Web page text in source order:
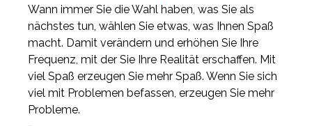
Wann immer Sie die Wahl haben, was Sie als
nächstes tun, wählen Sie etwas, was Ihnen Spaß
macht. Damit verändern und erhöhen Sie Ihre
Frequenz, mit der Sie Ihre Realität erschaffen. Mit
viel Spaß erzeugen Sie mehr Spaß. Wenn Sie sich
viel mit Problemen befassen, erzeugen Sie mehr
Probleme.